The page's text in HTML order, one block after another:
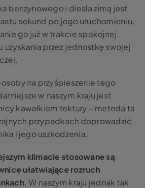
benzynowego i diesla zimą jest
sekund po jego uruchomieniu,
go już w trakcie spokojnej
uzyskania przez jednostkę swojej
na przyśpieszenie tego
w naszym kraju jest
kawałkiem tektury – metoda ta
przypadkach doprowadzić
i jego uszkodzenia.
klimacie stosowane są
ułatwiające rozruch
W naszym kraju jednak tak